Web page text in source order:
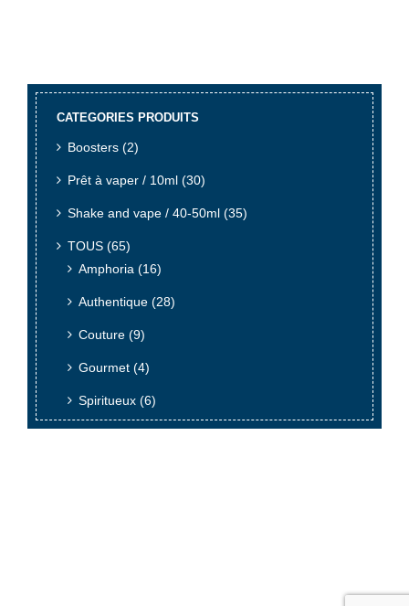
CATEGORIES PRODUITS
Boosters (2)
Prêt à vaper / 10ml (30)
Shake and vape / 40-50ml (35)
TOUS (65)
Amphoria (16)
Authentique (28)
Couture (9)
Gourmet (4)
Spiritueux (6)